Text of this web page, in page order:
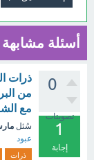
أسئلة مشابهة
0
تصويتات
1
إجابة
ذرات
من
مع
سُئل
عبود
ذرات